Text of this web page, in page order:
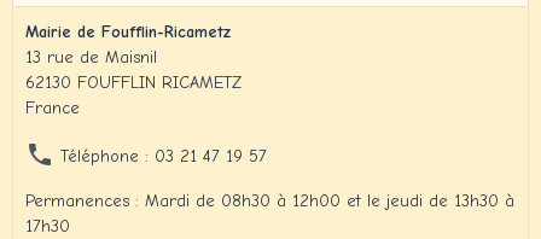
Mairie de Foufflin-Ricametz
13 rue de Maisnil
62130 FOUFFLIN RICAMETZ
France
Téléphone : 03 21 47 19 57
Permanences : Mardi de 08h30 à 12h00 et le jeudi de 13h30 à
17h30